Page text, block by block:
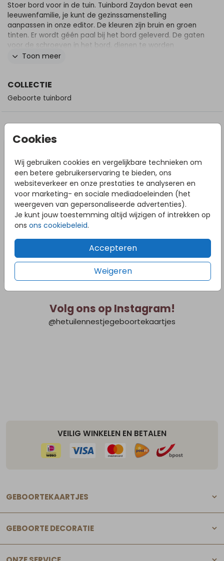
Cookies
Wij gebruiken cookies en vergelijkbare technieken om
een betere gebruikerservaring te bieden, ons
websiteverkeer en onze prestaties te analyseren en
voor marketing- en sociale mediadoeleinden (het
weergeven van gepersonaliseerde advertenties).
Je kunt jouw toestemming altijd wijzigen of intrekken op
ons ons cookiebeleid.
Accepteren
Weigeren
Stoer bord voor in de tuin. Tuinbord Zaydon bevat een
leeuwenfamilie, je kunt de gezinssamenstelling
aanpassen in onze editor. De kleuren zijn bruin en groen
tinten. Er wordt géén paal bij het bord geleverd. De gaten
voor de schroeven in het bord, dienen te worden
voorgeboord. Zet de schroeven niet klem op het bord
bord over de hele breedte/hoogte. Zorg dat je
voldoende schroeven gebruikt om het bord vast te
adviseren we om het tuinbord naar binnen te halen om
schade te voorkomen.
Toon meer
COLLECTIE
Geboorte tuinbord
Volg ons op Instagram!
@hetuilennestjegeboortekaartjes
VEILIG WINKELEN EN BETALEN
GEBOORTEKAARTJES
GEBOORTE DECORATIE